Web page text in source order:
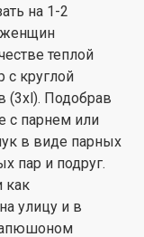
на 1-2
теплой
круглой
(3xl). Подобрав
с парнем или
в виде парных
пар и подруг.
как
улицу и в